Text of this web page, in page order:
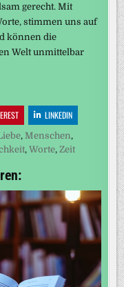
gerecht. Mit
stimmen uns auf
können die
Welt unmittelbar
LINKEDIN
, Menschen,
,Worte, Zeit